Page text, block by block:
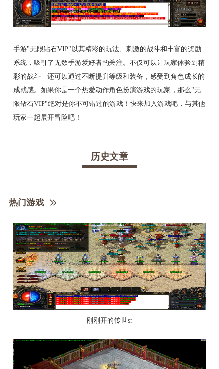
手游"无限钻石VIP"以其精彩的玩法、刺激的战斗和丰富的奖励
系统，吸引了无数手游爱好者的关注。不仅可以让玩家体验到精
彩的战斗，还可以通过不断提升等级和装备，感受到角色成长的
成就感。如果你是一个热爱动作角色扮演游戏的玩家，那么"无
限钻石VIP"绝对是你不可错过的游戏！快来加入游戏吧，与其他
玩家一起展开冒险吧！
历史文章
热门游戏
刚刚开的传世sf